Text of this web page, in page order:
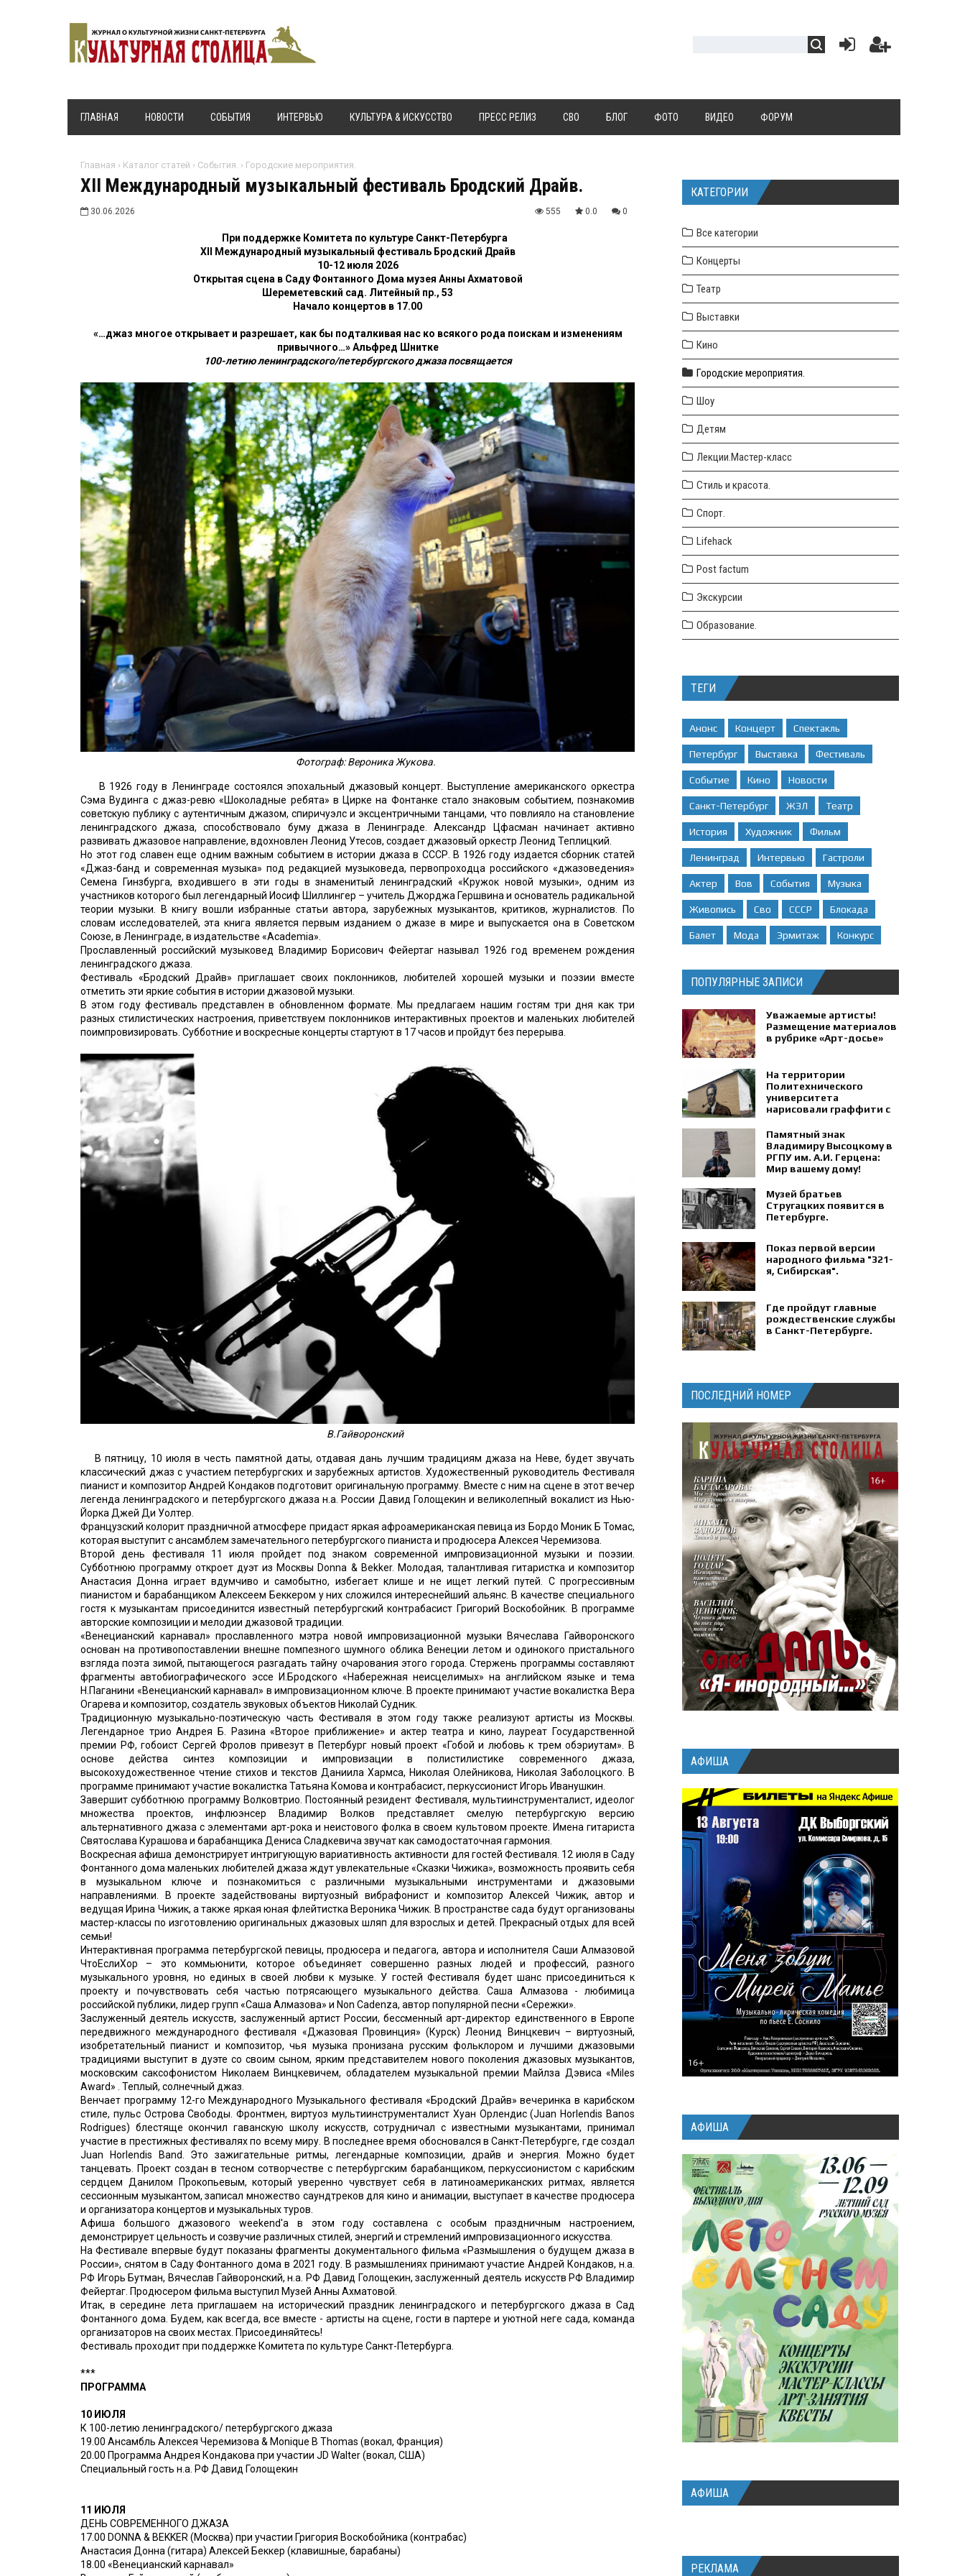
ГЛАВНАЯ НОВОСТИ СОБЫТИЯ ИНТЕРВЬЮ КУЛЬТУРА & ИСКУССТВО ПРЕСС РЕЛИЗ СВО БЛОГ ФОТО ВИДЕО ФОРУМ
Главная › Каталог статей › События. › Городские мероприятия.
XII Международный музыкальный фестиваль Бродский Драйв.
30.06.2026 555 0.0 0
При поддержке Комитета по культуре Санкт-Петербурга
XII Международный музыкальный фестиваль Бродский Драйв
10-12 июля 2026
Открытая сцена в Саду Фонтанного Дома музея Анны Ахматовой
Шереметевский сад. Литейный пр., 53
Начало концертов в 17.00
«…джаз многое открывает и разрешает, как бы подталкивая нас ко всякого рода поискам и изменениям
привычного…» Альфред Шнитке
100-летию ленинградского/петербургского джаза посвящается
Фотограф: Вероника Жукова.
В 1926 году в Ленинграде состоялся эпохальный джазовый концерт. Выступление американского оркестра
Сэма Вудинга с джаз-ревю «Шоколадные ребята» в Цирке на Фонтанке стало знаковым событием, познакомив
советскую публику с аутентичным джазом, спиричуэлс и эксцентричными танцами, что повлияло на становление
ленинградского джаза, способствовало буму джаза в Ленинграде. Александр Цфасман начинает активно
развивать джазовое направление, вдохновлен Леонид Утесов, создает джазовый оркестр Леонид Теплицкий.
Но этот год славен еще одним важным событием в истории джаза в СССР. В 1926 году издается сборник статей
«Джаз-банд и современная музыка» под редакцией музыковеда, первопроходца российского «джазоведения»
Семена Гинзбурга, входившего в эти годы в знаменитый ленинградский «Кружок новой музыки», одним из
участников которого был легендарный Иосиф Шиллингер – учитель Джорджа Гершвина и основатель радикальной
теории музыки. В книгу вошли избранные статьи автора, зарубежных музыкантов, критиков, журналистов. По
словам исследователей, эта книга является первым изданием о джазе в мире и выпускается она в Советском
Союзе, в Ленинграде, в издательстве «Academia».
Прославленный российский музыковед Владимир Борисович Фейертаг называл 1926 год временем рождения
ленинградского джаза.
Фестиваль «Бродский Драйв» приглашает своих поклонников, любителей хорошей музыки и поэзии вместе
отметить эти яркие события в истории джазовой музыки.
В этом году фестиваль представлен в обновленном формате. Мы предлагаем нашим гостям три дня как три
разных стилистических настроения, приветствуем поклонников интерактивных проектов и маленьких любителей
поимпровизировать. Субботние и воскресные концерты стартуют в 17 часов и пройдут без перерыва.
В.Гайворонский
В пятницу, 10 июля в честь памятной даты, отдавая дань лучшим традициям джаза на Неве, будет звучать
классический джаз с участием петербургских и зарубежных артистов. Художественный руководитель Фестиваля
пианист и композитор Андрей Кондаков подготовит оригинальную программу. Вместе с ним на сцене в этот вечер
легенда ленинградского и петербургского джаза н.а. России Давид Голощекин и великолепный вокалист из Нью-
Йорка Джей Ди Уолтер.
Французский колорит праздничной атмосфере придаст яркая афроамериканская певица из Бордо Моник Б Томас,
которая выступит с ансамблем замечательного петербургского пианиста и продюсера Алексея Черемизова.
Второй день фестиваля 11 июля пройдет под знаком современной импровизационной музыки и поэзии.
Субботнюю программу откроет дуэт из Москвы Donna & Bekker. Молодая, талантливая гитаристка и композитор
Анастасия Донна играет вдумчиво и самобытно, избегает клише и не ищет легкий путей. С прогрессивным
пианистом и барабанщиком Алексеем Беккером у них сложился интереснейший альянс. В качестве специального
гостя к музыкантам присоединится известный петербургский контрабасист Григорий Воскобойник. В программе
авторские композиции и мелодии джазовой традиции.
«Венецианский карнавал» прославленного мэтра новой импровизационной музыки Вячеслава Гайворонского
основан на противопоставлении внешне помпезного шумного облика Венеции летом и одинокого пристального
взгляда поэта зимой, пытающегося разгадать тайну очарования этого города. Стержень программы составляют
фрагменты автобиографического эссе И.Бродского «Набережная неисцелимых» на английском языке и тема
Н.Паганини «Венецианский карнавал» в импровизационном ключе. В проекте принимают участие вокалистка Вера
Огарева и композитор, создатель звуковых объектов Николай Судник.
Традиционную музыкально-поэтическую часть Фестиваля в этом году также реализуют артисты из Москвы.
Легендарное трио Андрея Б. Разина «Второе приближение» и актер театра и кино, лауреат Государственной
премии РФ, гобоист Сергей Фролов привезут в Петербург новый проект «Гобой и любовь к трем обэриутам». В
основе действа синтез композиции и импровизации в полистилистике современного джаза,
высокохудожественное чтение стихов и текстов Даниила Хармса, Николая Олейникова, Николая Заболоцкого. В
программе принимают участие вокалистка Татьяна Комова и контрабасист, перкуссионист Игорь Иванушкин.
Завершит субботнюю программу Волковтрио. Постоянный резидент Фестиваля, мультиинструменталист, идеолог
множества проектов, инфлюэнсер Владимир Волков представляет смелую петербургскую версию
альтернативного джаза с элементами арт-рока и неистового фолка в своем культовом проекте. Имена гитариста
Святослава Курашова и барабанщика Дениса Сладкевича звучат как самодостаточная гармония.
Воскресная афиша демонстрирует интригующую вариативность активности для гостей Фестиваля. 12 июля в Саду
Фонтанного дома маленьких любителей джаза ждут увлекательные «Сказки Чижика», возможность проявить себя
в музыкальном ключе и познакомиться с различными музыкальными инструментами и джазовыми
направлениями. В проекте задействованы виртуозный вибрафонист и композитор Алексей Чижик, автор и
ведущая Ирина Чижик, а также яркая юная флейтистка Вероника Чижик. В пространстве сада будут организованы
мастер-классы по изготовлению оригинальных джазовых шляп для взрослых и детей. Прекрасный отдых для всей
семьи!
Интерактивная программа петербургской певицы, продюсера и педагога, автора и исполнителя Саши Алмазовой
ЧтоЕслиХор – это коммьюнити, которое объединяет совершенно разных людей и профессий, разного
музыкального уровня, но единых в своей любви к музыке. У гостей Фестиваля будет шанс присоединиться к
проекту и почувствовать себя частью потрясающего музыкального действа. Саша Алмазова - любимица
российской публики, лидер групп «Саша Алмазова» и Non Cadenza, автор популярной песни «Сережки».
Заслуженный деятель искусств, заслуженный артист России, бессменный арт-директор единственного в Европе
передвижного международного фестиваля «Джазовая Провинция» (Курск) Леонид Винцкевич – виртуозный,
изобретательный пианист и композитор, чья музыка пронизана русским фольклором и лучшими джазовыми
традициями выступит в дуэте со своим сыном, ярким представителем нового поколения джазовых музыкантов,
московским саксофонистом Николаем Винцкевичем, обладателем музыкальной премии Майлза Дэвиса «Miles
Award» . Теплый, солнечный джаз.
Венчает программу 12-го Международного Музыкального фестиваля «Бродский Драйв» вечеринка в карибском
стиле, пульс Острова Свободы. Фронтмен, виртуоз мультиинструменталист Хуан Орлендис (Juan Horlendis Banos
Rodrigues) блестяще окончил гаванскую школу искусств, сотрудничал с известными музыкантами, принимал
участие в престижных фестивалях по всему миру. В последнее время обосновался в Санкт-Петербурге, где создал
Juan Horlendis Band. Это зажигательные ритмы, легендарные композиции, драйв и энергия. Можно будет
танцевать. Проект создан в тесном сотворчестве с петербургским барабанщиком, перкуссионистом с карибским
сердцем Данилом Прокопьевым, который уверенно чувствует себя в латиноамериканских ритмах, является
сессионным музыкантом, записал множество саундтреков для кино и анимации, выступает в качестве продюсера
и организатора концертов и музыкальных туров.
Афиша большого джазового weekend'а в этом году составлена с особым праздничным настроением,
демонстрирует цельность и созвучие различных стилей, энергий и стремлений импровизационного искусства.
На Фестивале впервые будут показаны фрагменты документального фильма «Размышления о будущем джаза в
России», снятом в Саду Фонтанного дома в 2021 году. В размышлениях принимают участие Андрей Кондаков, н.а.
РФ Игорь Бутман, Вячеслав Гайворонский, н.а. РФ Давид Голощекин, заслуженный деятель искусств РФ Владимир
Фейертаг. Продюсером фильма выступил Музей Анны Ахматовой.
Итак, в середине лета приглашаем на исторический праздник ленинградского и петербургского джаза в Сад
Фонтанного дома. Будем, как всегда, все вместе - артисты на сцене, гости в партере и уютной неге сада, команда
организаторов на своих местах. Присоединяйтесь!
Фестиваль проходит при поддержке Комитета по культуре Санкт-Петербурга.
***
ПРОГРАММА
10 ИЮЛЯ
К 100-летию ленинградского/ петербургского джаза
19.00 Ансамбль Алексея Черемизова & Monique B Thomas (вокал, Франция)
20.00 Программа Андрея Кондакова при участии JD Walter (вокал, США)
Специальный гость н.а. РФ Давид Голощекин
11 ИЮЛЯ
ДЕНЬ СОВРЕМЕННОГО ДЖАЗА
17.00 DONNA & BEKKER (Москва) при участии Григория Воскобойника (контрабас)
Анастасия Донна (гитара) Алексей Беккер (клавишные, барабаны)
18.00 «Венецианский карнавал»
КАТЕГОРИИ
Все категории
Концерты
Театр
Выставки
Кино
Городские мероприятия.
Шоу
Детям
Лекции.Мастер-класс
Стиль и красота.
Спорт.
Lifehack
Post factum
Экскурсии
Образование.
ТЕГИ
Анонс Концерт Спектакль
Петербург Выставка Фестиваль
Событие Кино Новости
Санкт-Петербург ЖЗЛ Театр
История Художник Фильм
Ленинград Интервью Гастроли
Актер Вов События Музыка
Живопись Сво СССР Блокада
Балет Мода Эрмитаж Конкурс
ПОПУЛЯРНЫЕ ЗАПИСИ
Уважаемые артисты!
Размещение материалов
в рубрике «Арт-досье»
На территории
Политехнического
университета
нарисовали граффити с
Петра Капицы.
Памятный знак
Владимиру Высоцкому в
РГПУ им. А.И. Герцена:
Мир вашему дому!
Музей братьев
Стругацких появится в
Петербурге‍.
Показ первой версии
народного фильма "321-
я, Сибирская".
Где пройдут главные
рождественские службы
в Санкт-Петербурге.
ПОСЛЕДНИЙ НОМЕР
АФИША
АФИША
АФИША
РЕКЛАМА